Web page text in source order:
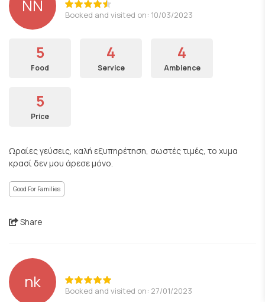
ΝΝ Booked and visited on: 10/03/2023
5
Food
4
Service
4
Ambience
5
Price
Ωραίες γεύσεις, καλή εξυπηρέτηση, σωστές τιμές, το χυμα
κρασί δεν μου άρεσε μόνο.
Good For Families
Share
nk Booked and visited on: 27/01/2023